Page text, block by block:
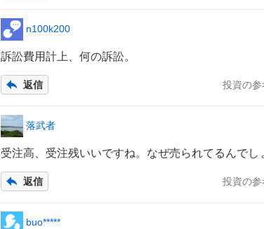
n100k200
訴訟費用計上、何の訴訟。
返信 投資の参
落武者
受注高、受注残いいですね。なぜ売られてるんでし
返信 投資の参
buo*****